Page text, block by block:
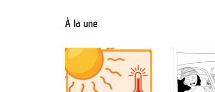
À la une